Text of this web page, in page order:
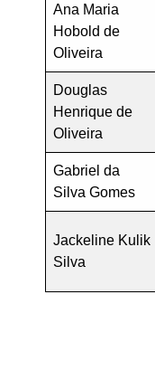
Ana Maria
Hobold de
Oliveira
Douglas
Henrique de
Oliveira
Gabriel da
Silva Gomes
Jackeline Kulik
Silva